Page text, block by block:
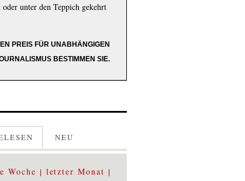
oder unter den Teppich gekehrt
PREIS FÜR UNABHÄNGIGEN
BESTIMMEN SIE.
NEU
Woche letzter Monat